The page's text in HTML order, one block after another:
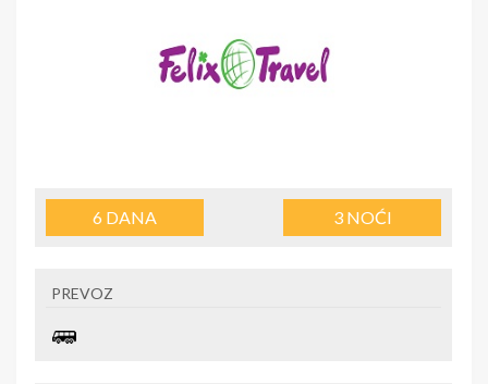
6 DANA 3NOĆI
PREVOZ